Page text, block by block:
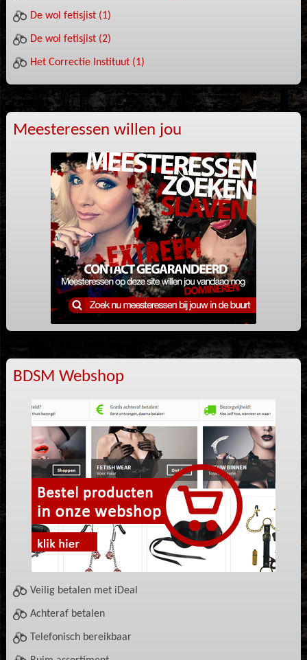
De wol fetisjist (1)
De wol fetisjist (2)
Het Correctie Instituut (1)
Meesteressen willen jou
BDSM Webshop
Veilig betalen met iDeal
Achteraf betalen
Telefonisch bereikbaar